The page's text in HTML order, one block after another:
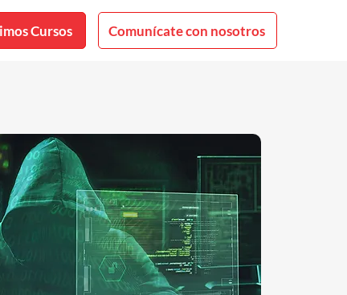
Cursos Comunícate con nosotros